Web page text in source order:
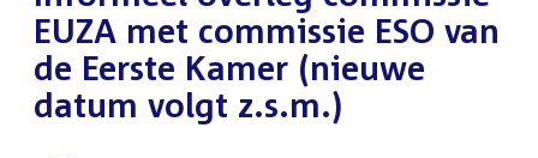
EUZA met commissie ESO van
de Eerste Kamer (nieuwe
datum volgt z.s.m.)